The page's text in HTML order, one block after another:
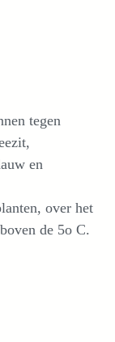
tegen
en
over het
de 5o C.